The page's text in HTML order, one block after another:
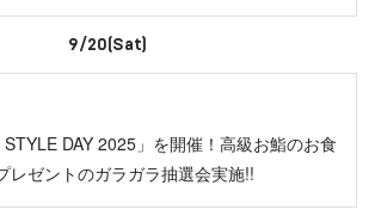
9/20(Sat)
DAY 2025」を開催！高級お鮨のお食
レゼントのガラガラ抽選会実施!!